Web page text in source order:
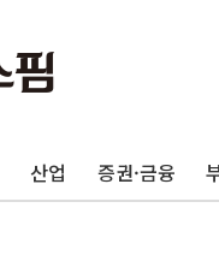
산업 증권·금융
'변기 수리' 집주인에게 흉
워트, 상반기 영업이익 30억
NH농협생명, 농작업 중
아바코, 2분기 매출 120억